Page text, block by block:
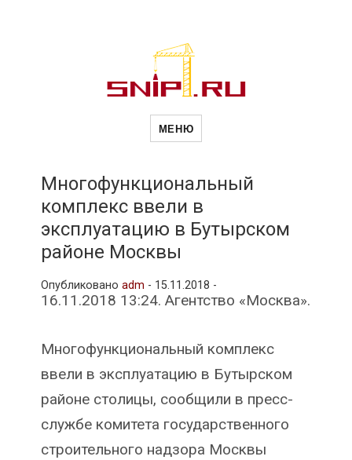
Новости
и
другие связанные со стройкой
рубрики
МЕНЮ
Многофункциональный
комплекс ввели в
эксплуатацию в Бутырском
районе Москвы
Опубликовано adm - 15.11.2018 -
16.11.2018 13:24. Агентство «Москва».
Многофункциональный комплекс
ввели в эксплуатацию в Бутырском
районе столицы, сообщили в пресс-
службе комитета государственного
строительного надзора Москвы